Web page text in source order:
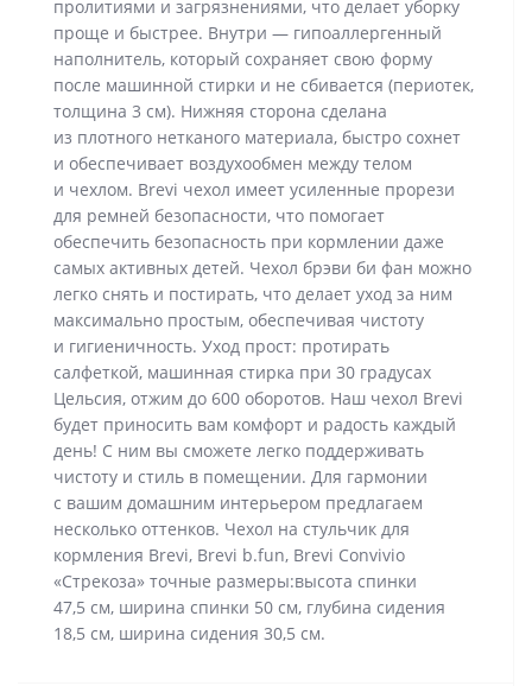
пролитиями и загрязнениями, что делает уборку
проще и быстрее. Внутри — гипоаллергенный
наполнитель, который сохраняет свою форму
после машинной стирки и не сбивается (периотек,
толщина 3 см). Нижняя сторона сделана
из плотного нетканого материала, быстро сохнет
и обеспечивает воздухообмен между телом
и чехлом. Brevi чехол имеет усиленные прорези
для ремней безопасности, что помогает
обеспечить безопасность при кормлении даже
самых активных детей. Чехол брэви би фан можно
легко снять и постирать, что делает уход за ним
максимально простым, обеспечивая чистоту
и гигиеничность. Уход прост: протирать
салфеткой, машинная стирка при 30 градусах
Цельсия, отжим до 600 оборотов. Наш чехол Brevi
будет приносить вам комфорт и радость каждый
день! С ним вы сможете легко поддерживать
чистоту и стиль в помещении. Для гармонии
с вашим домашним интерьером предлагаем
несколько оттенков. Чехол на стульчик для
кормления Brevi, Brevi b.fun, Brevi Convivio
«Стрекоза» точные размеры:высота спинки
47,5 см, ширина спинки 50 см, глубина сидения
18,5 см, ширина сидения 30,5 см.